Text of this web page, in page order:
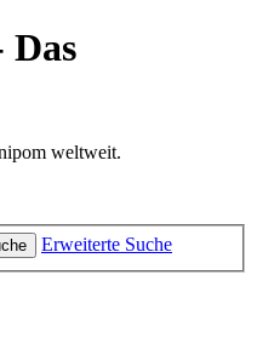
weltweit.
Erweiterte Suche